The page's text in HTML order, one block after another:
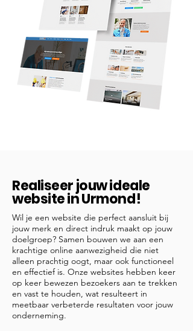
Realiseer jouw ideale
website in Urmond!
Wil je een website die perfect aansluit bij
jouw merk en direct indruk maakt op jouw
doelgroep? Samen bouwen we aan een
krachtige online aanwezigheid die niet
alleen prachtig oogt, maar ook functioneel
en effectief is. Onze websites hebben keer
op keer bewezen bezoekers aan te trekken
en vast te houden, wat resulteert in
meetbaar verbeterde resultaten voor jouw
onderneming.